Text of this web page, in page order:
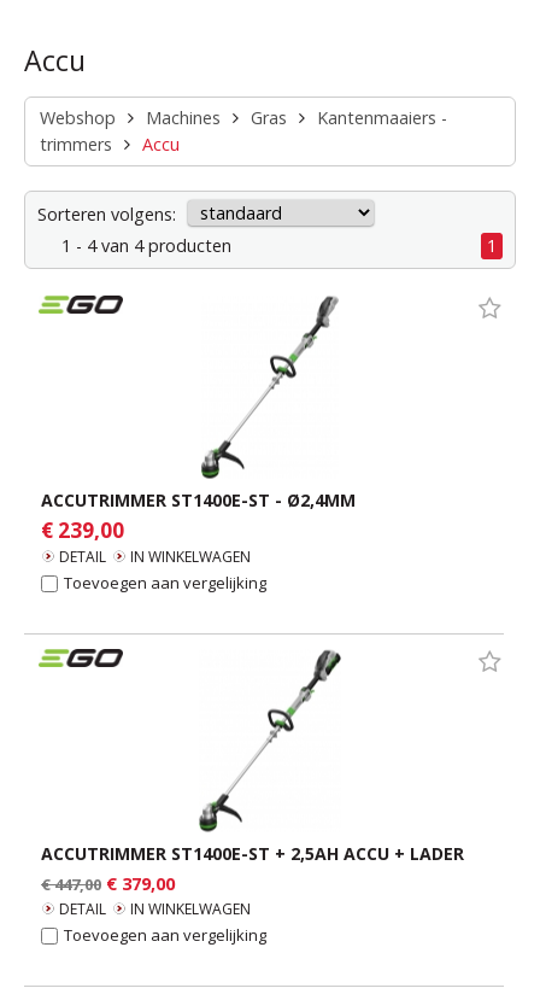
Accu
Webshop Machines Gras
Kantenmaaiers -
trimmers
Accu
Sorteren volgens:
1 - 4 van 4 producten
1
ACCUTRIMMER ST1400E-ST - Ø2,4MM
€ 239,00
DETAIL IN WINKELWAGEN
Toevoegen aan vergelijking
ACCUTRIMMER ST1400E-ST + 2,5AH ACCU + LADER
€ 447,00 € 379,00
DETAIL IN WINKELWAGEN
Toevoegen aan vergelijking